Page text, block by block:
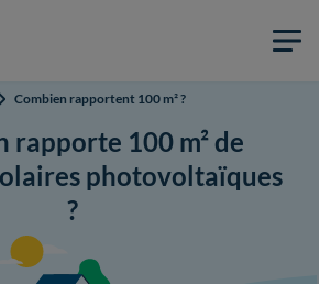
Combien rapportent 100 m² ?
rapporte 100 m² de
photovoltaïques
?